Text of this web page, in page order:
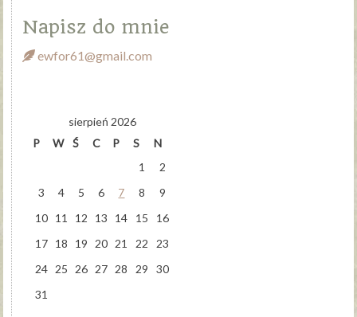
Napisz do mnie
ewfor61@gmail.com
sierpień 2026
P
W Ś C P S
N
1
2
3
4 5 6 7 8
9
10 11 12 13 14 15
16
17 18 19 20 21 22
23
24 25 26 27 28 29
30
31